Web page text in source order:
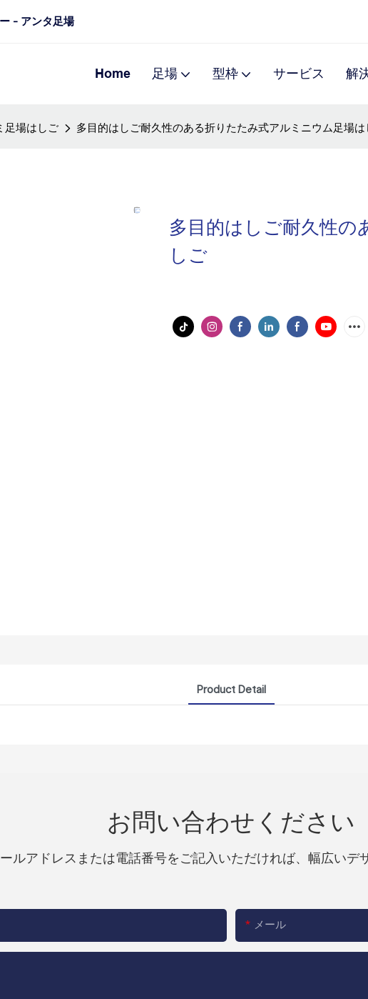
- アンタ足場
Home 足場 型枠 サービス 解
足場はしご 多目的はしご耐久性のある折りたたみ式アルミニウム足場は
多目的はしご耐久性
しご
Product Detail
お問い合わせください
ルアドレスまたは電話番号をご記入いただければ、幅広いデ
メール